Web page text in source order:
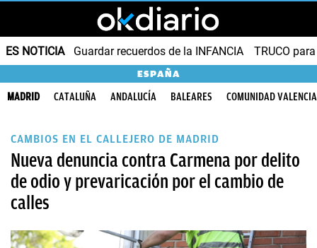
ES NOTICIA Guardar recuerdos de la INFANCIA TRUCO
ESPAÑA
MADRID CATALUÑA ANDALUCÍA BALEARES COMUNIDAD
CAMBIOS EN EL CALLEJERO DE MADRID
Nueva denuncia contra Carmena por delito
de odio y prevaricación por el cambio de
calles